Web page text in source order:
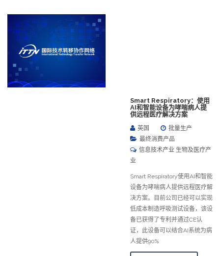
Smart Respiratory：使用
AI和智能设备为哮喘病人提
供远程医疗解决方案
英国
批量生产
最终消费产品
信息技术产业 生物及医疗产
业
Smart Respiratory使用AI和智能
设备为哮喘病人提供远程医疗解
决方案。目前公司已经可以实现
低成本制造呼吸测试设备，该设
备已获得了专利并通过CE认
证，此设备可以结合AI系统为病
人提供90%